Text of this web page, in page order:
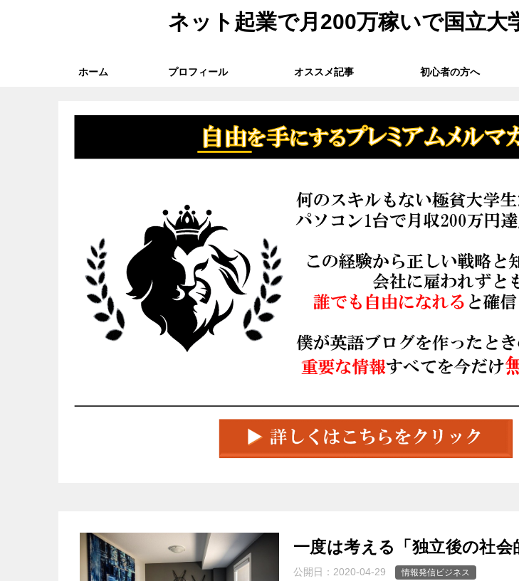
ネット起業で月200万稼いで国立大
ホーム プロフィール オススメ記事 初心者の方へ
一度は考える「独立後の社会
公開日： 2020-04-29 情報発信ビジネス